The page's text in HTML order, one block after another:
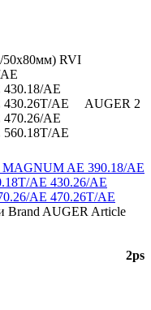
50x80мм) RVI
430.18/AE
430.26T/AE
470.26/AE
560.18T/AE
AUGER 2
MAGNUM AE 390.18/AE
AE 430.26/AE
AE 470.26T/AE
Brand AUGER Article
2ps